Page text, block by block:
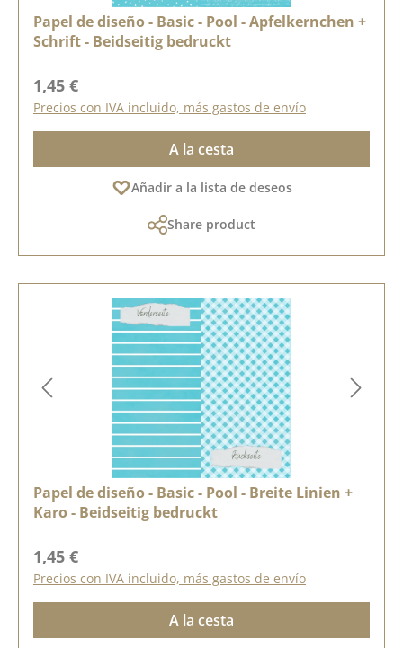
Papel de diseño - Basic - Pool - Apfelkernchen +
Schrift - Beidseitig bedruckt
Precio normal:
1,45 €
Precios con IVA incluido, más gastos de envío
A la cesta
Añadir a la lista de deseos
Share product
Papel de diseño - Basic - Pool - Breite Linien +
Karo - Beidseitig bedruckt
Precio normal:
1,45 €
Precios con IVA incluido, más gastos de envío
A la cesta